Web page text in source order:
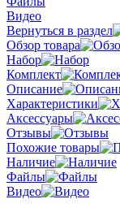
Видео
Вернуться в раздел
Обзор товара
Набор
Комплект
Описание
Характеристики
Аксессуары
Отзывы
Похожие товары
Наличие
Файлы
Видео